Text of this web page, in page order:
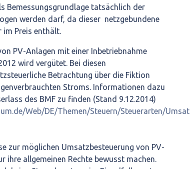
Bemessungsgrundlage tatsächlich der
werden darf, da dieser netzgebundene
im Preis enthält.
PV-Anlagen mit einer Inbetriebnahme
wird vergütet. Bei diesen
Betrachtung über die Fiktion
Stroms. Informationen dazu
des BMF zu finden (Stand 9.12.2014)
Web/DE/Themen/Steuern/Steuerarten/
zur möglichen Umsatzbesteuerung von PV-
ihre allgemeinen Rechte bewusst machen.